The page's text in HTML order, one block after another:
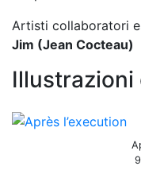
Artisti collaboratori
Jim (Jean Cocteau)
Illustrazioni